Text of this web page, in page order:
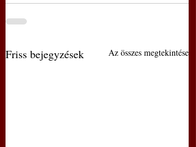
Friss bejegyzések Az összes megtekintése